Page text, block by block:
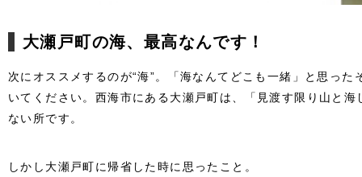
大瀬戸町の海、最高なんです！
次にオススメするのが“海”。「海なんてどこも一緒」と思っ
いてください。西海市にある大瀬戸町は、「見渡す限り山と
ない所です。
しかし大瀬戸町に帰省した時に思ったこと。